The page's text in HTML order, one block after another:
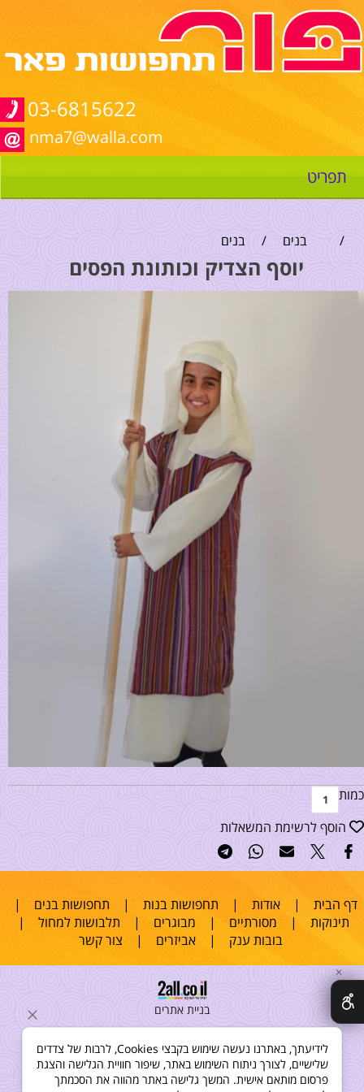
03-6815622
nma7@walla.com
תפריט
/ בנים / בנים
יוסף הצדיק וכותונת הפסים
כמות
הוסף לרשימת המשאלות
דף הבית |אודות | תחפושות בנות | תחפושות בנים |
תינוקות | מסורתיים | מבוגרים | תלבושות למחול |
בובות ענק |אביזרים | צור קשר
בניית אתרים
✕
לידיעתך, באתרנו נעשה שימוש בקבצי Cookies, לרבות של צדדים
שלישיים, לצורך ניתוח השימוש באתר, שיפור חוויית הגלישה והצגת
פרסום מותאם אישית. המשך גלישה באתר מהווה את הסכמתך